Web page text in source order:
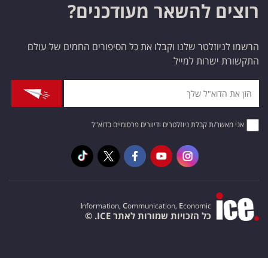
רוצים להשאר מעודכנים?
הרשמו לניוזלטר שלנו וקבלו את כל הסיפורים החמים של עולם
התקשורת ישרות למייל
אני מאשר/ת קבלת ניוזלטרים ודיוורים פרסומיים בדוא"ל
Information, Communication, Economic
כל הזכויות שמורות לאתר ICE. ©